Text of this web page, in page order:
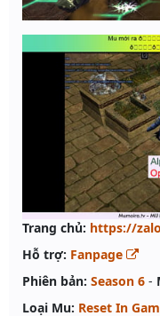
Trang chủ: https://
Hỗ trợ: Fanpage
Phiên bản: Season 6 -
Loại Mu: Reset In